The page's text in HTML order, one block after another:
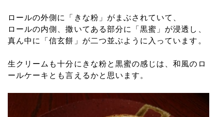
ロールの外側に「きな粉」がまぶされていて、
ロールの内側、撒いてある部分に「黒蜜」が浸透し、
真ん中に「信玄餅」が二つ並ぶように入っています。
生クリームも十分にきな粉と黒蜜の感じは、和風のロ
ールケーキとも言えるかと思います。